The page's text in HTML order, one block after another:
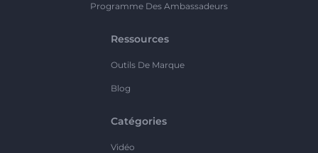
Programme Des Ambassadeurs
Ressources
Outils De Marque
Blog
Catégories
Vidéo